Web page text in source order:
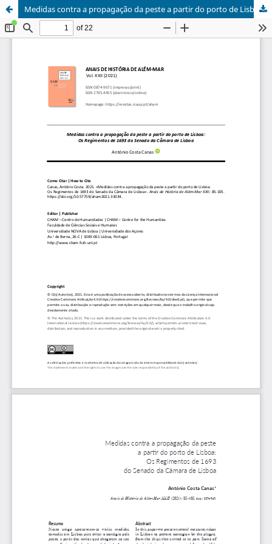
Medidas contra a propagação da peste a partir do porto de Lisboa: Os Regimentos de 1693 do Senado da Câmara de Lisboa